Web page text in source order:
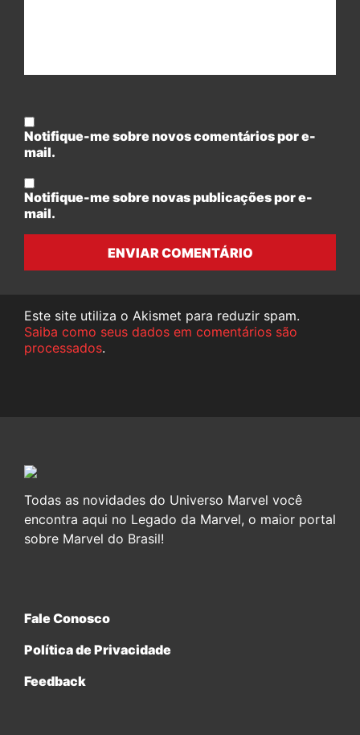
Notifique-me sobre novos comentários por e-
mail.
Notifique-me sobre novas publicações por e-
mail.
ENVIAR COMENTÁRIO
Este site utiliza o Akismet para reduzir spam.
Saiba como seus dados em comentários são
processados.
Todas as novidades do Universo Marvel você
encontra aqui no Legado da Marvel, o maior portal
sobre Marvel do Brasil!
Fale Conosco
Política de Privacidade
Feedback